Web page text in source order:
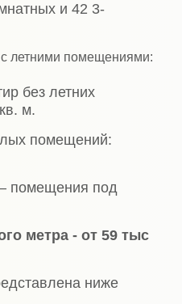
и 42 3-
летними помещениями:
без летних
м.
помещений:
помещения под
метра - от 59 тыс
ниже